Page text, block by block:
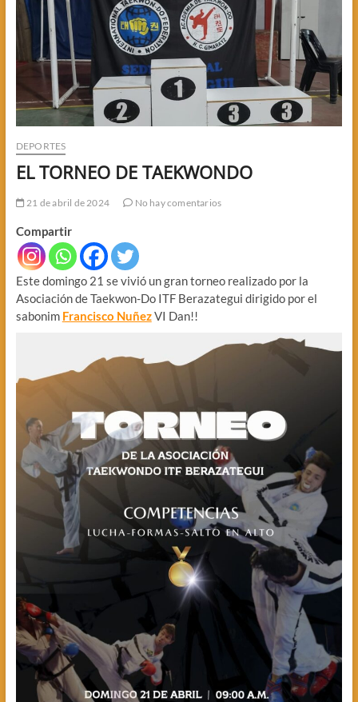
DEPORTES
EL TORNEO DE TAEKWONDO
21 de abril de 2024 No hay comentarios
Compartir
Este domingo 21 se vivió un gran torneo realizado por la
Asociación de Taekwon-Do ITF Berazategui dirigido por el
sabonim Francisco NuñezVI Dan!!